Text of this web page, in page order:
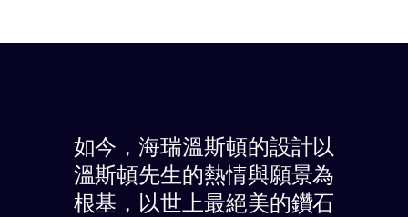
如今，海瑞溫斯頓的設計以
溫斯頓先生的熱情與願景為
根基，以世上最絕美的鑽石